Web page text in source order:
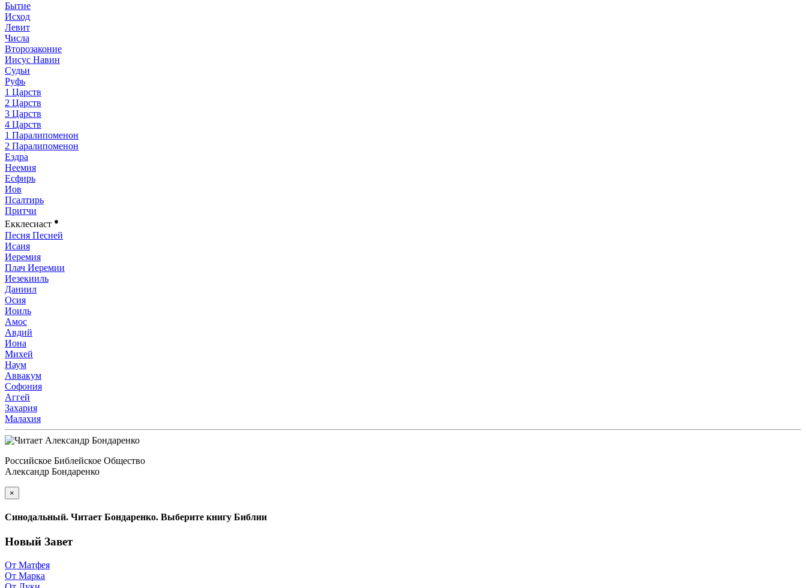
Бытие
Исход
Левит
Числа
Второзаконие
Иисус Навин
Судьи
Руфь
1 Царств
2 Царств
3 Царств
4 Царств
1 Паралипоменон
2 Паралипоменон
Ездра
Неемия
Есфирь
Иов
Псалтирь
Притчи
Екклесиаст ●
Песня Песней
Исаия
Иеремия
Плач Иеремии
Иезекииль
Даниил
Осия
Иоиль
Амос
Авдий
Иона
Михей
Наум
Аввакум
Софония
Аггей
Захария
Малахия
Российское Библейское Общество
Александр Бондаренко
×
Синодальный. Читает Бондаренко. Выберите книгу Библии
Новый Завет
От Матфея
От Марка